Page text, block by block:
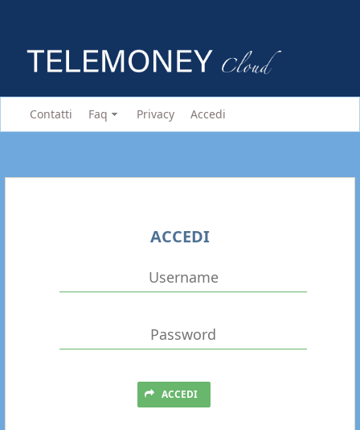
Contatti Faq Privacy Accedi
ACCEDI
ACCEDI